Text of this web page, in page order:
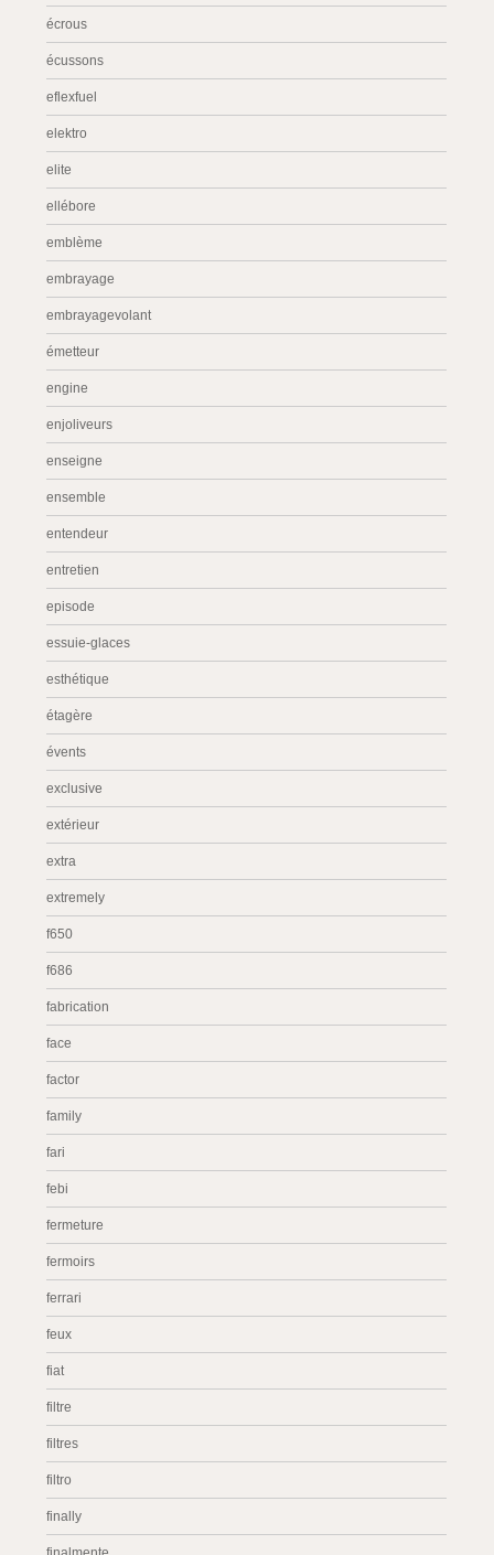
écrous
écussons
eflexfuel
elektro
elite
ellébore
emblème
embrayage
embrayagevolant
émetteur
engine
enjoliveurs
enseigne
ensemble
entendeur
entretien
episode
essuie-glaces
esthétique
étagère
évents
exclusive
extérieur
extra
extremely
f650
f686
fabrication
face
factor
family
fari
febi
fermeture
fermoirs
ferrari
feux
fiat
filtre
filtres
filtro
finally